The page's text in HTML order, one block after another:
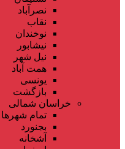
نصرآباد
نقاب
نوخندان
نیشابور
نیل شهر
همت آباد
یونسی
بازگشت
خراسان شمالی
تمام شهر‌ها
بجنورد
آشخانه